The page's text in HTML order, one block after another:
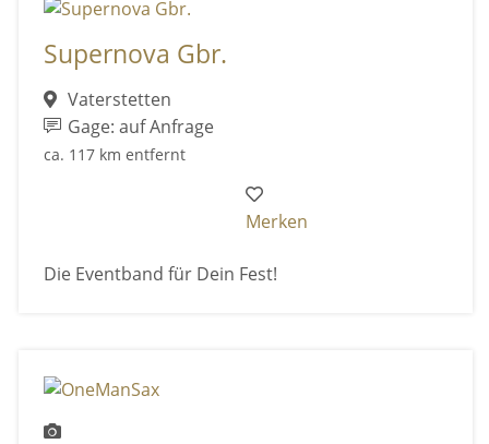
Supernova Gbr.
Vaterstetten
Gage: auf Anfrage
ca. 117 km entfernt
Merken
Die Eventband für Dein Fest!